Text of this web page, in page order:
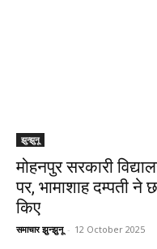
झुन्झुनू
मोहनपुर सरकारी
पर, भामाशाह दम्पती ने
किए
समाचार झुन्झुनू - 12 October 2025